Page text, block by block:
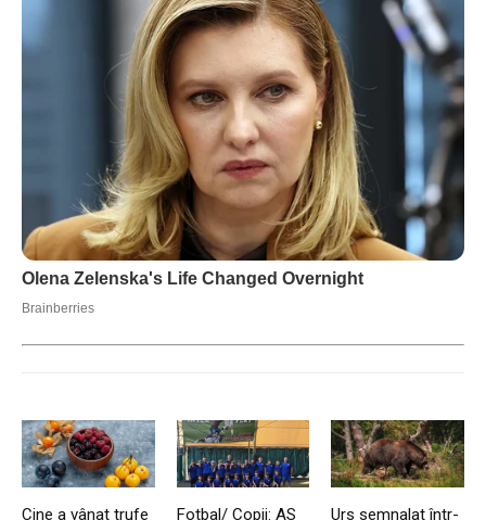
Cine a vânat trufe
Fotbal/ Copii: AS
Urs semnalat într-